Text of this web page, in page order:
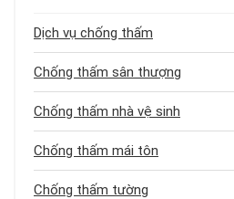
Dịch vụ chống thấm
Chống thấm sân thượng
Chống thấm nhà vệ sinh
Chống thấm mái tôn
Chống thấm tường